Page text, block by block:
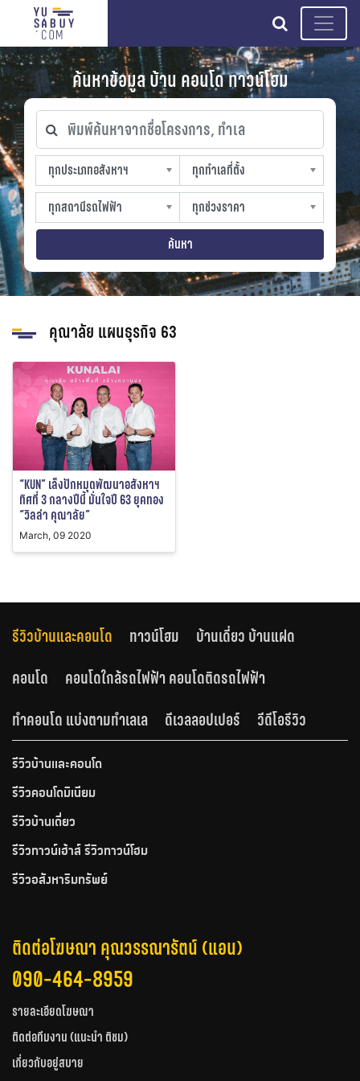
search
ค้นหาข้อมูล บ้าน คอนโด ทาวน์โฮม
พิมพ์ค้นหาจากชื่อโครงการ, ทำเล
ทุกประเภทอสังหาฯ
ทุกประเภทอสังหาฯ
sproperty
ทุกทำเลที่ตั้ง
ทุกทำเลที่ตั้ง
slocation
ทุกสถานีรถไฟฟ้า
ทุกสถานีรถไฟฟ้า
strain-station
ทุกช่วงราคา
ทุกช่วงราคา
sprice
ค้นหา
คุณาลัย แผนธุรกิจ 63
“KUN” เล็งปักหมุดพัฒนาอสังหาฯ
ทิศที่ 3 กลางปีนี้ มั่นใจปี 63 ยุคทอง
“วิลล่า คุณาลัย”
March, 09 2020
รีวิวบ้านและคอนโด ทาวน์โฮม
บ้านเดี่ยว บ้านแฝด
คอนโด
คอนโดใกล้รถไฟฟ้า คอนโดติดรถไฟฟ้า
ทำคอนโด แบ่งตามทำเลเล
ดีเวลลอปเปอร์ วีดีโอรีวิว
รีวิวบ้านและคอนโด
รีวิวคอนโดมิเนียม
รีวิวบ้านเดี่ยว
รีวิวทาวน์เฮ้าส์ รีวิวทาวน์โฮม
รีวิวอสังหาริมทรัพย์
ติดต่อโฆษณา คุณวรรณารัตน์ (แอน)
090-464-8959
รายละเอียดโฆษณา
ติดต่อทีมงาน (แนะนำ ติชม)
เกี่ยวกับอยู่สบาย